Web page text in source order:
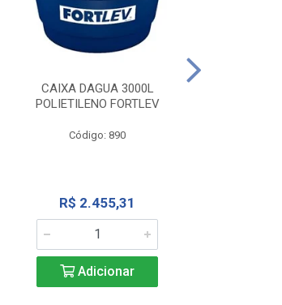
CAIXA DAGUA 3000L
POLIETILENO FORTLEV
Código: 890
R$ 2.455,31
Adicionar